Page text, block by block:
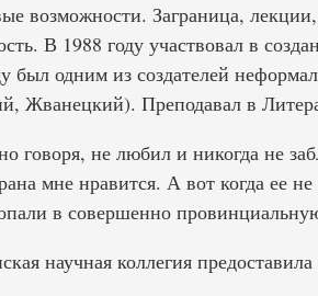
возможности. Заграница,
В 1988 году участвовал в
был одним из создателей
Жванецкий). Преподавал в
говоря, не любил и никогда не
мне нравится. А вот когда ее
в совершенно
научная коллегия